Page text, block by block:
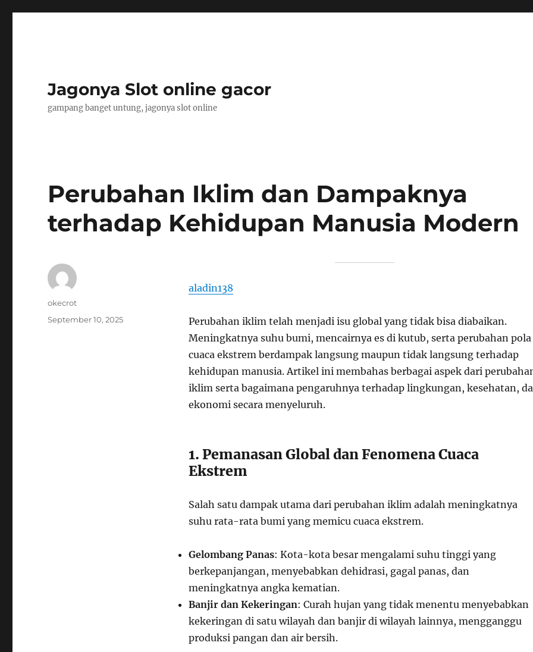
Jagonya Slot online gacor
gampang banget untung, jagonya slot online
Perubahan Iklim dan Dampaknya
terhadap Kehidupan Manusia Modern
aladin138
Perubahan iklim telah menjadi isu global yang tidak bisa diabaikan.
Meningkatnya suhu bumi, mencairnya es di kutub, serta perubahan pola
cuaca ekstrem berdampak langsung maupun tidak langsung terhadap
kehidupan manusia. Artikel ini membahas berbagai aspek dari
iklim serta bagaimana pengaruhnya terhadap lingkungan, kesehatan,
ekonomi secara menyeluruh.
1. Pemanasan Global dan Fenomena Cuaca
Ekstrem
Salah satu dampak utama dari perubahan iklim adalah meningkatnya
suhu rata-rata bumi yang memicu cuaca ekstrem.
Gelombang Panas: Kota-kota besar mengalami suhu tinggi yang
berkepanjangan, menyebabkan dehidrasi, gagal panas, dan
meningkatnya angka kematian.
Banjir dan Kekeringan: Curah hujan yang tidak menentu menyebabkan
kekeringan di satu wilayah dan banjir di wilayah lainnya, mengganggu
produksi pangan dan air bersih.
Author
okecrot
Posted
September 10, 2025